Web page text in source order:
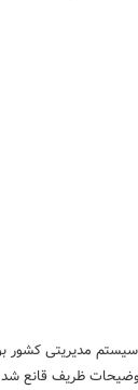
مدیریتی کشور
ظریف قانع شد